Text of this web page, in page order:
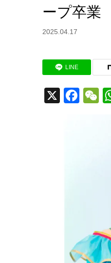
ープ卒業
2025.04.17
LINE
X